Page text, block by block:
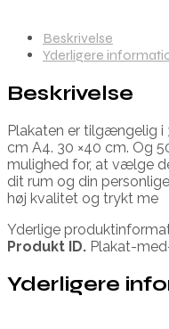
Beskrivelse
Yderligere
Beskrivelse
Plakaten er tilgængelig i
cm A4. 30 ×40 cm. Og
mulighed for, at vælge
dit rum og din
høj kvalitet og trykt me
Yderlige
Produkt ID. Plakat-
Yderligere